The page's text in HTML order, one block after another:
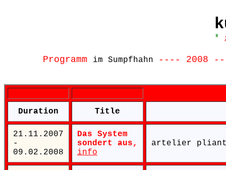
*
Programm im Sumpfhahn ---- 2008
Duration Title
21.11.2007
-
09.02.2008
Das System
sondert aus,
info
artelier